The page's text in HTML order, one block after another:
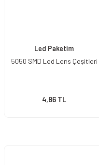
Led Paketim
5050 SMD Led Lens Çeşitleri
4,86 TL